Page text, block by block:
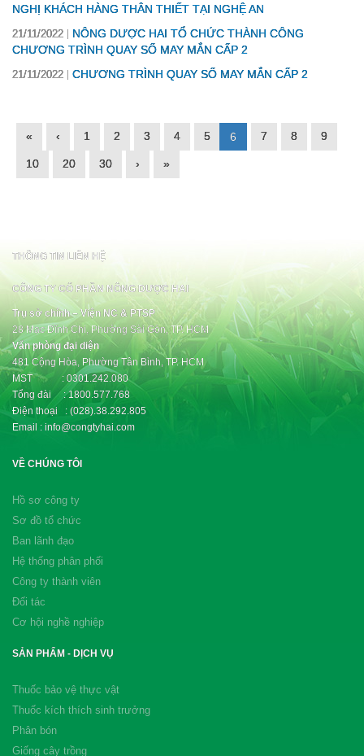
NGHỊ KHÁCH HÀNG THÂN THIẾT TẠI NGHỆ AN
21/11/2022
NÔNG DƯỢC HAI TỔ CHỨC THÀNH CÔNG
CHƯƠNG TRÌNH QUAY SỐ MAY MẮN CẤP 2
21/11/2022 CHƯƠNG TRÌNH QUAY SỐ MAY MẮN CẤP 2
« ‹ 1 2 3 4 5 6 7 8 9
10 20 30 › »
THÔNG TIN LIÊN HỆ
CÔNG TY CỔ PHẦN NÔNG DƯỢC HAI
Trụ sở chính – Viện NC & PTSP
28 Mạc Đĩnh Chi, Phường Sài Gòn, TP. HCM
Văn phòng đại diện
481 Cộng Hòa, Phường Tân Bình, TP. HCM
MST : 0301.242.080
Tổng đài : 1800.577.768
Điện thoại : (028).38.292.805
Email : info@congtyhai.com
VỀ CHÚNG TÔI
Hồ sơ công ty
Sơ đồ tổ chức
Ban lãnh đạo
Hệ thống phân phối
Công ty thành viên
Đối tác
Cơ hội nghề nghiệp
SẢN PHẨM - DỊCH VỤ
Thuốc bảo vệ thực vật
Thuốc kích thích sinh trưởng
Phân bón
Giống cây trồng